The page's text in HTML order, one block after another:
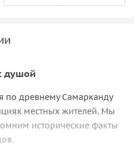
душой
по древнему Самарканду
местных жителей. Мы
исторические факты
.